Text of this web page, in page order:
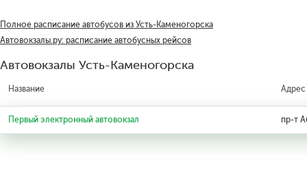
Полное расписание автобусов из Усть-Каменогорска
Автовокзалы.ру: расписание автобусных рейсов
Автовокзалы Усть-Каменогорска
Название Адрес
Первый электронный автовокзал пр-т